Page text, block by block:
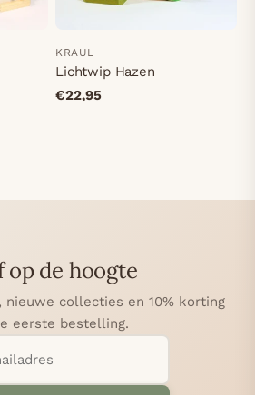
KRAUL
Lichtwip Hazen
€22,95
op de hoogte
nieuwe collecties en 10% korting
eerste bestelling.